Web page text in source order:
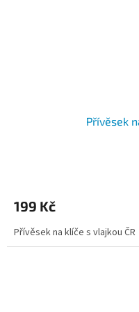
Přívěsek
199 Kč
Přívěsek na klíče s vlajkou ČR